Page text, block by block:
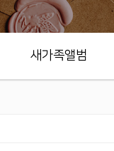
새가족앨범